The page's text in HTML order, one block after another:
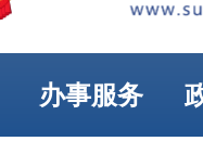
办事服务